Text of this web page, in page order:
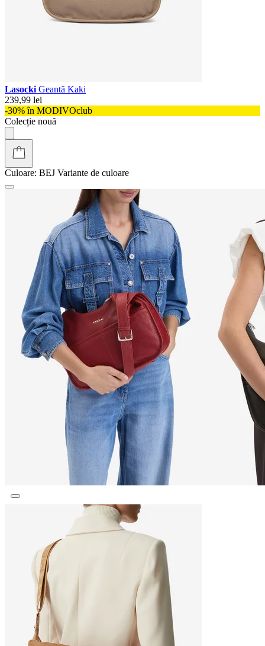
Lasocki Geantă Kaki
239,99 lei
-30% în MODIVOclub
Colecție nouă
Culoare: BEJ Variante de culoare